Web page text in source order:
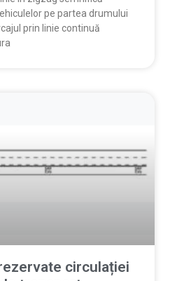
pe partea drumului
prin linie continuă
circulației